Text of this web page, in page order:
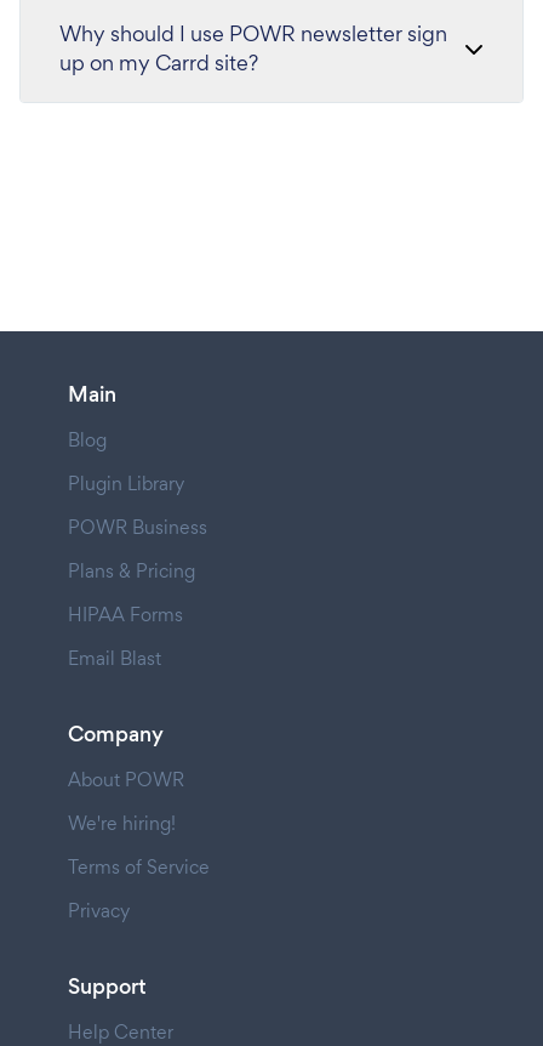
Why should I use POWR newsletter sign
up on my Carrd site?
Main
Blog
Plugin Library
POWR Business
Plans & Pricing
HIPAA Forms
Email Blast
Company
About POWR
We're hiring!
Terms of Service
Privacy
Support
Help Center